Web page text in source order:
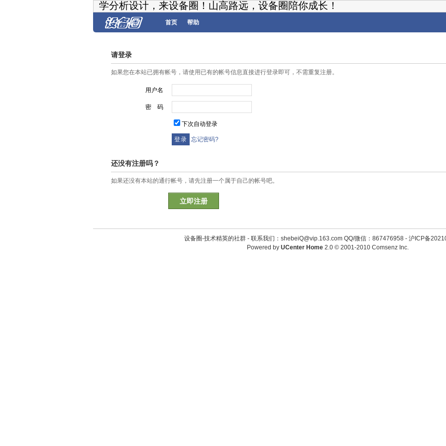
学分析设计，来设备圈！山高路远，设备圈陪你成长！
首页 帮助
请登录
如果您在本站已拥有帐号，请使用已有的帐号信息直接进行登录即可，不需重复注册。
用户名
密 码
下次自动登录
忘记密码?
还没有注册吗？
如果还没有本站的通行帐号，请先注册一个属于自己的帐号吧。
立即注册
设备圈-技术精英的社群 - 联系我们：shebeiQ@vip.163.com QQ/微信：867476958- 沪ICP备
Powered by UCenter Home 2.0© 2001-2010 Comsenz Inc.